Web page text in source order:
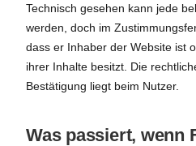
Technisch gesehen kann jede
werden, doch im
dass er Inhaber der Website ist
ihrer Inhalte besitzt. Die
Bestätigung liegt beim Nutzer.
Was passiert, wenn